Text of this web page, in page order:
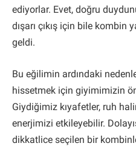
ediyorlar. Evet, doğru
dışarı çıkış için bile kombin
geldi.
Bu eğilimin ardındaki
hissetmek için giyimimizin
Giydiğimiz kıyafetler, ruh
enerjimizi etkileyebilir.
dikkatlice seçilen bir